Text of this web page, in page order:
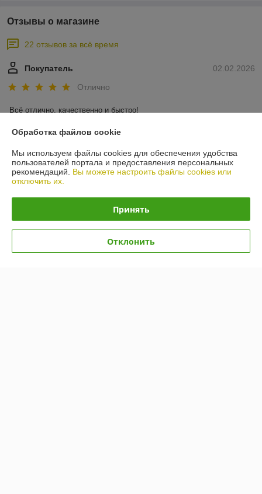
Отзывы о магазине
22 отзывов за всё время
02.02.2026
Покупатель
Отлично
Всё отлично, качественно и быстро!
Отлично
Быстро и качественно!
Показать все отзывы
О нас
Обработка файлов cookie
Мы используем файлы cookies для обеспечения удобства
пользователей портала и предоставления персональных
рекомендаций. Вы можете настроить файлы cookies или
отключить их.
Принять
Отклонить